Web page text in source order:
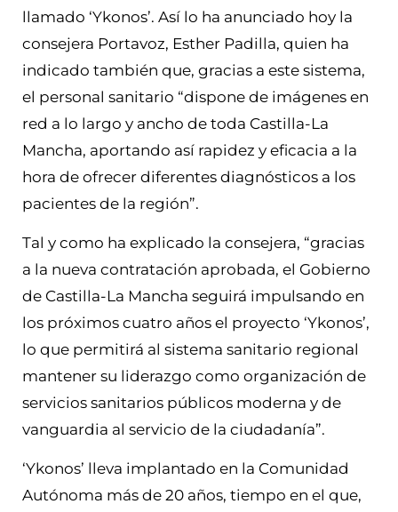
llamado ‘Ykonos’. Así lo ha anunciado hoy la
consejera Portavoz, Esther Padilla, quien ha
indicado también que, gracias a este sistema,
el personal sanitario “dispone de imágenes en
red a lo largo y ancho de toda Castilla-La
Mancha, aportando así rapidez y eficacia a la
hora de ofrecer diferentes diagnósticos a los
pacientes de la región”.
Tal y como ha explicado la consejera, “gracias
a la nueva contratación aprobada, el Gobierno
de Castilla-La Mancha seguirá impulsando en
los próximos cuatro años el proyecto ‘Ykonos’,
lo que permitirá al sistema sanitario regional
mantener su liderazgo como organización de
servicios sanitarios públicos moderna y de
vanguardia al servicio de la ciudadanía”.
‘Ykonos’ lleva implantado en la Comunidad
Autónoma más de 20 años, tiempo en el que,